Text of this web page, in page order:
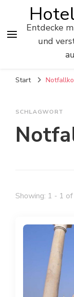
Entdecke
und
Start
SCHLAGWORT
Showing: 1 - 1